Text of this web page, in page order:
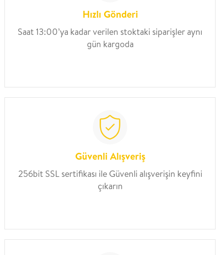
Hızlı Gönderi
Saat 13:00’ya kadar verilen stoktaki siparişler aynı
gün kargoda
Güvenli Alışveriş
256bit SSL sertifikası ile Güvenli alışverişin keyfini
çıkarın